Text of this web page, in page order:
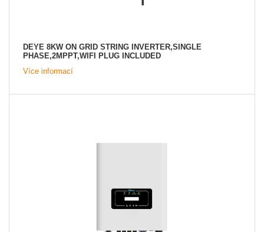
DEYE 8KW ON GRID STRING INVERTER,SINGLE
PHASE,2MPPT,WIFI PLUG INCLUDED
Více informací